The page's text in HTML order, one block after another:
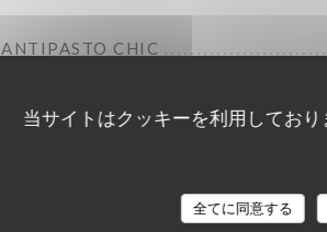
当サイトはクッキーを利用してお
全てに同意する
ANTIPASTO CHIC